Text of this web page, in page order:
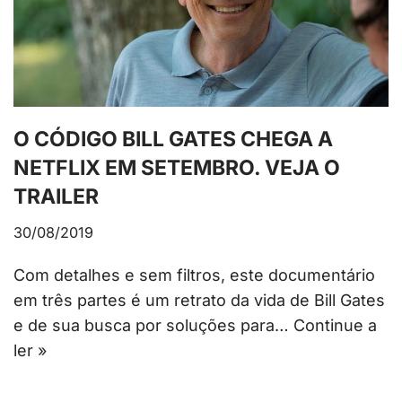
O CÓDIGO BILL GATES CHEGA A
NETFLIX EM SETEMBRO. VEJA O
TRAILER
30/08/2019
Com detalhes e sem filtros, este documentário
em três partes é um retrato da vida de Bill Gates
e de sua busca por soluções para… Continue a
ler »